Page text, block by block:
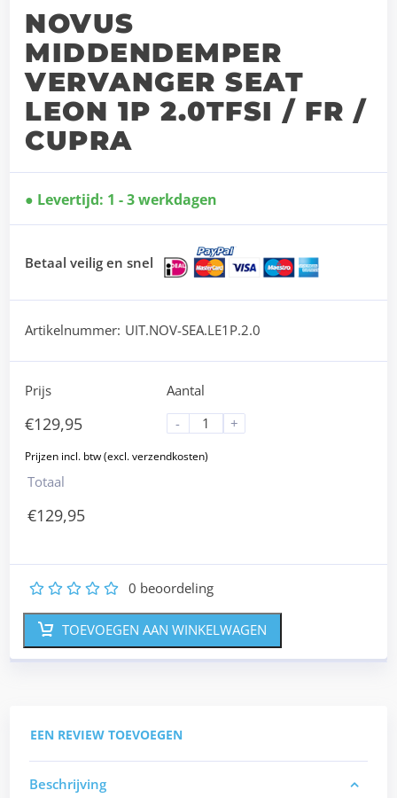
NOVUS
MIDDENDEMPER
VERVANGER SEAT
LEON 1P 2.0TFSI / FR /
CUPRA
Levertijd: 1 - 3 werkdagen
Betaal veilig en snel
Artikelnummer: UIT.NOV-SEA.LE1P.2.0
Prijs
€129,95
Aantal
-
+
Totaal
€129,95
5
4
3
2 0 beoordeling
TOEVOEGEN AAN WINKELWAGEN
EEN REVIEW TOEVOEGEN
Beschrijving